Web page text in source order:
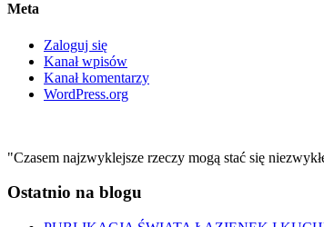
Meta
Zaloguj się
Kanał wpisów
Kanał komentarzy
WordPress.org
"Czasem najzwyklejsze rzeczy mogą stać się
Ostatnio na blogu